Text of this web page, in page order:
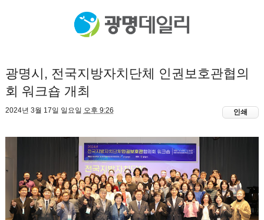
광명시, 전국지방자치단체 인권보호관협의
회 워크숍 개최
2024년 3월 17일 일요일 오후 9:26 인쇄